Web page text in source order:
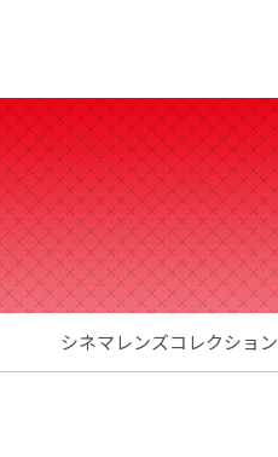
シネマレンズコレクション